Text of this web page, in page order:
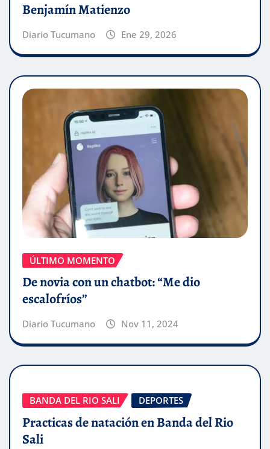
Benjamín Matienzo
Diario Tucumano Ene 29, 2026
ÚLTIMO MOMENTO
De novia con un chatbot: “Me dio
escalofríos”
Diario Tucumano Nov 11, 2024
BANDA DEL RIO SALI DEPORTES
Practicas de natación en Banda del Rio
Sali